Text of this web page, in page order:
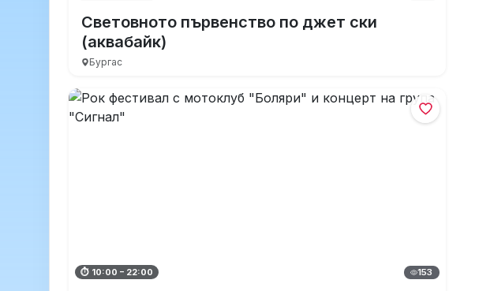
Световното първенство по джет ски
(аквабайк)
Бургас
⏱ 10:00 – 22:00 153